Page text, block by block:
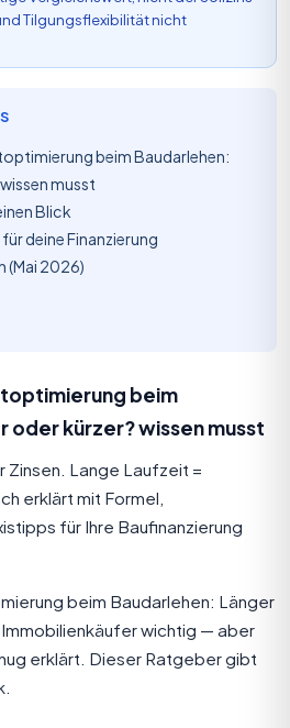
Tilgungsflexibilität nicht
beim Baudarlehen:
musst
Blick
deine Finanzierung
(Mai 2026)
beim
oder kürzer? wissen musst
Zinsen. Lange Laufzeit =
erklärt mit Formel,
für Ihre Baufinanzierung
beim Baudarlehen: Länger
wichtig — aber
erklärt. Dieser Ratgeber gibt